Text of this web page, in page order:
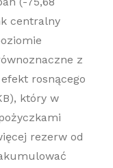
centralny
z
rosnącego
który w
rezerw od